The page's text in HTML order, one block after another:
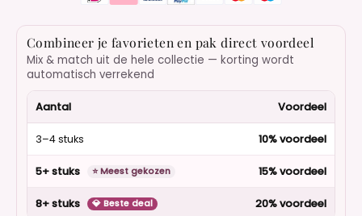
Combineer je favorieten en pak direct voordeel
Mix & match uit de hele collectie — korting wordt
automatisch verrekend
Aantal Voordeel
3–4 stuks 10% voordeel
5+ stuks ⭐ Meest gekozen 15% voordeel
8+ stuks 💎 Beste deal 20% voordeel